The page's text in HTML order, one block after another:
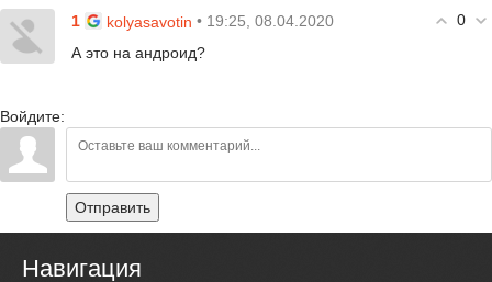
0
1 kolyasavotin • 19:25, 08.04.2020
А это на андроид?
Войдите:
Отправить
Навигация